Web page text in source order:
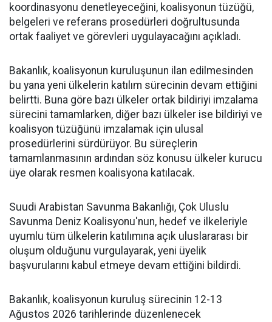
koordinasyonu denetleyeceğini, koalisyonun tüzüğü,
belgeleri ve referans prosedürleri doğrultusunda
ortak faaliyet ve görevleri uygulayacağını açıkladı.
Bakanlık, koalisyonun kuruluşunun ilan edilmesinden
bu yana yeni ülkelerin katılım sürecinin devam ettiğini
belirtti. Buna göre bazı ülkeler ortak bildiriyi imzalama
sürecini tamamlarken, diğer bazı ülkeler ise bildiriyi ve
koalisyon tüzüğünü imzalamak için ulusal
prosedürlerini sürdürüyor. Bu süreçlerin
tamamlanmasının ardından söz konusu ülkeler kurucu
üye olarak resmen koalisyona katılacak.
Suudi Arabistan Savunma Bakanlığı, Çok Uluslu
Savunma Deniz Koalisyonu'nun, hedef ve ilkeleriyle
uyumlu tüm ülkelerin katılımına açık uluslararası bir
oluşum olduğunu vurgulayarak, yeni üyelik
başvurularını kabul etmeye devam ettiğini bildirdi.
Bakanlık, koalisyonun kuruluş sürecinin 12-13
Ağustos 2026 tarihlerinde düzenlenecek